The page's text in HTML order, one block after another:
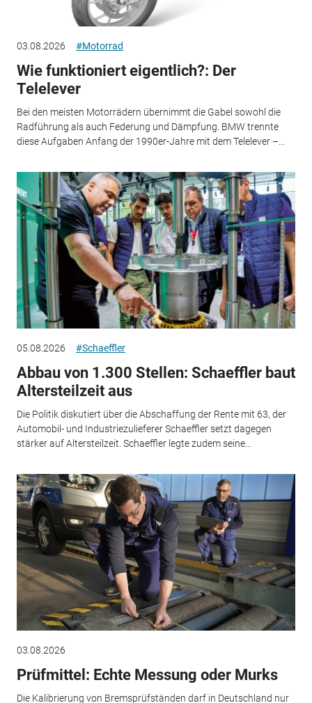
03.08.2026 #Motorrad
Wie funktioniert eigentlich?: Der
Telelever
Bei den meisten Motorrädern übernimmt die Gabel sowohl die
Radführung als auch Federung und Dämpfung. BMW trennte
diese Aufgaben Anfang der 1990er-Jahre mit dem Telelever –...
05.08.2026 #Schaeffler
Abbau von 1.300 Stellen: Schaeffler baut
Altersteilzeit aus
Die Politik diskutiert über die Abschaffung der Rente mit 63, der
Automobil- und Industriezulieferer Schaeffler setzt dagegen
stärker auf Altersteilzeit. Schaeffler legte zudem seine...
03.08.2026
Prüfmittel: Echte Messung oder Murks
Die Kalibrierung von Bremsprüfständen darf in Deutschland nur